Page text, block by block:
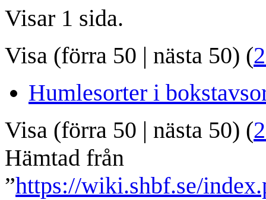
Visar 1 sida.
Visa (förra 50 | nästa 50) (
Humlesorter i
Visa (förra 50 | nästa 50) (
Hämtad från
”https://wiki.shbf.se/